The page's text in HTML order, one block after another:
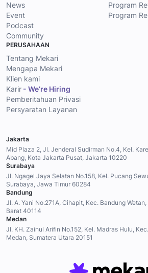
News
Event
Podcast
Community
Program
Program
PERUSAHAAN
Tentang Mekari
Mengapa Mekari
Klien kami
Karir - We’re Hiring
Pemberitahuan Privasi
Persyaratan Layanan
Jakarta
Mid Plaza 2, Jl. Jenderal Sudirman No.4, Kel.
Abang, Kota Jakarta Pusat, Jakarta 10220
Surabaya
Jl. Ngagel Jaya Selatan No.158, Kel. Pucang
Surabaya, Jawa Timur 60284
Bandung
Jl. A. Yani No.271A, Cihapit, Kec. Bandung
Barat 40114
Medan
Jl. KH. Zainul Arifin No.152, Kel. Madras Hulu,
Medan, Sumatera Utara 20151